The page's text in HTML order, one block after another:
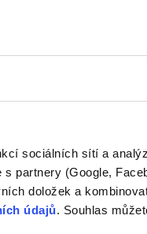
sociálních sítí a
partnery (Google,
doložek a
údajů. Souhlas
se podívat na
back home with
student
a píšu o svých